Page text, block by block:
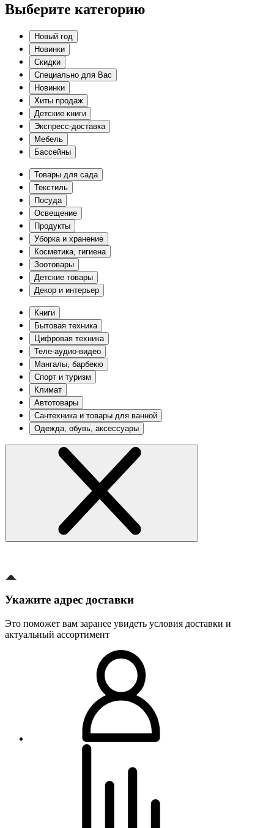
Выберите категорию
Новый год
Новинки
Скидки
Специально для Вас
Новинки
Хиты продаж
Детские книги
Экспресс-доставка
Мебель
Бассейны
Товары для сада
Текстиль
Посуда
Освещение
Продукты
Уборка и хранение
Косметика, гигиена
Зоотовары
Детские товары
Декор и интерьер
Книги
Бытовая техника
Цифровая техника
Теле-аудио-видео
Мангалы, барбекю
Спорт и туризм
Климат
Автотовары
Сантехника и товары для ванной
Одежда, обувь, аксессуары
Укажите адрес доставки
Это поможет вам заранее увидеть условия доставки и
актуальный ассортимент